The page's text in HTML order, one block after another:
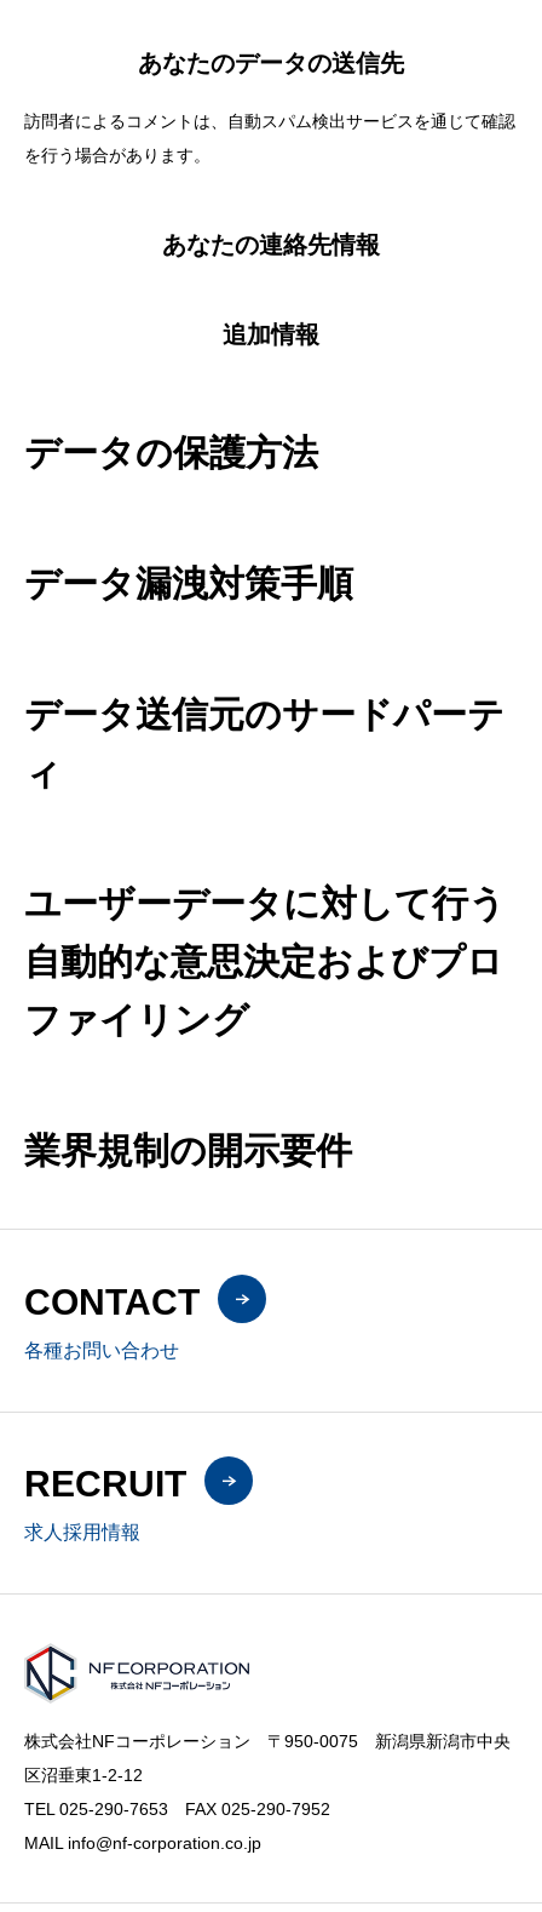
あなたのデータの送信先
訪問者によるコメントは、自動スパム検出サービスを通じて確認
を行う場合があります。
あなたの連絡先情報
追加情報
データの保護方法
データ漏洩対策手順
データ送信元のサードパーテ
ィ
ユーザーデータに対して行う
自動的な意思決定およびプロ
ファイリング
業界規制の開示要件
CONTACT
各種お問い合わせ
RECRUIT
求人採用情報
株式会社NFコーポレーション 〒950-0075 新潟県新潟市中央
区沼垂東1-2-12
TEL 025-290-7653 FAX 025-290-7952
MAIL info@nf-corporation.co.jp